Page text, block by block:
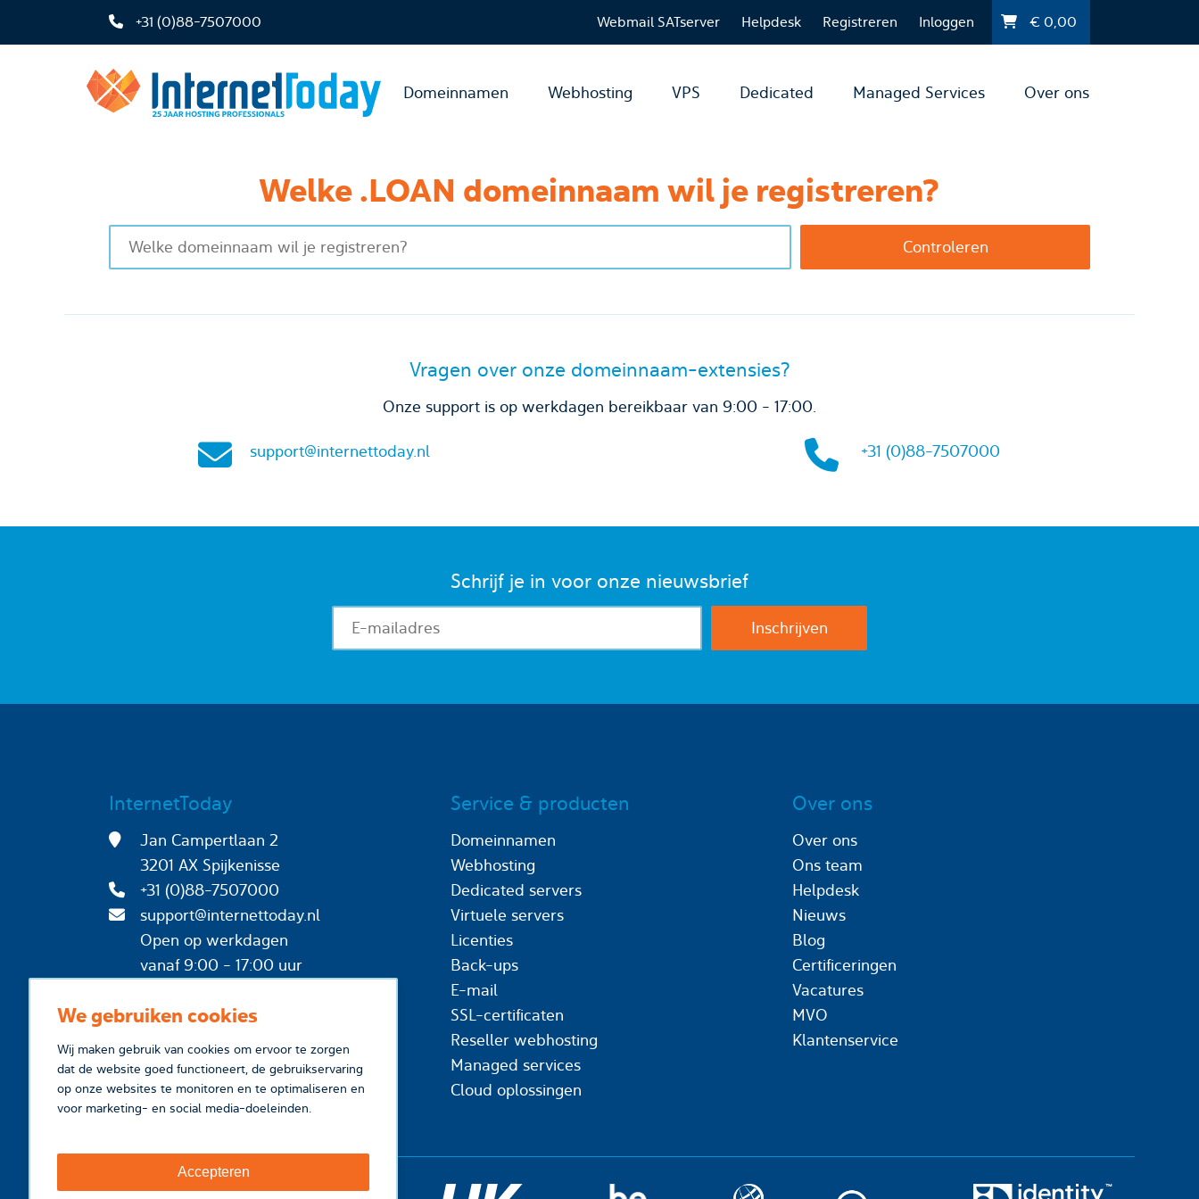
We gebruiken cookies
Wij maken gebruik van cookies om ervoor te zorgen
dat de website goed functioneert, de gebruikservaring
op onze websites te monitoren en te optimaliseren en
voor marketing- en social media-doeleinden.
Accepteren
+31 (0)88-7507000 Webmail SATserver Helpdesk Registreren Inloggen €0,00
Domeinnamen Webhosting VPS Dedicated Managed Services Over ons
Welke .LOAN domeinnaam wil je registreren?
Vragen over onze domeinnaam-extensies?
Onze support is op werkdagen bereikbaar van 9:00 - 17:00.
support@internettoday.nl +31 (0)88-7507000
Schrijf je in voor onze nieuwsbrief
InternetToday
Jan Campertlaan 2
3201 AX Spijkenisse
+31 (0)88-7507000
support@internettoday.nl
Open op werkdagen
vanaf 9:00 - 17:00 uur
Service & producten
Domeinnamen
Webhosting
Dedicated servers
Virtuele servers
Licenties
Back-ups
E-mail
SSL-certificaten
Reseller webhosting
Managed services
Cloud oplossingen
Over ons
Over ons
Ons team
Helpdesk
Nieuws
Blog
Certificeringen
Vacatures
MVO
Klantenservice